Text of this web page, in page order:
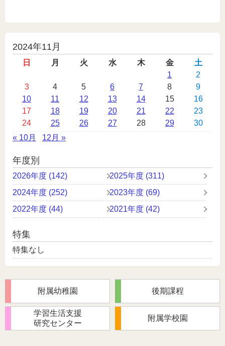
投
2024年11月
日 月 火 水 木 金
土
1
2
3
4 5 6 7 8
9
10
11 12 13 14 15
16
17
18 19 20 21 22
23
24
25 26 27 28 29
30
« 10月
12月 »
年度別
2026年度 (142)
2025年度 (311)
2024年度 (252)
2023年度 (69)
2022年度 (44)
2021年度 (42)
特集
特集なし
附属幼稚園 後期課程
学習生活支援
研究センター
附属学校園